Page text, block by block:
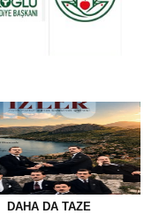
DAHA DA TAZE